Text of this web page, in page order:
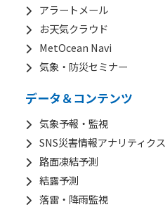
English
アラートメール
お天気クラウド
MetOcean Navi
気象・防災セミナー
データ＆コンテンツ
気象予報・監視
SNS災害情報アナリティクス
路面凍結予測
結露予測
落雷・降雨監視